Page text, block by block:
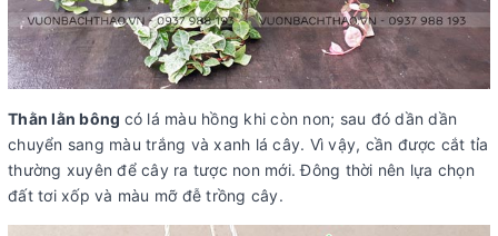
Thằn lằn bông có lá màu hồng khi còn non; sau đó dần dần
chuyển sang màu trắng và xanh lá cây. Vì vậy, cần được cắt tỉa
thường xuyên để cây ra tược non mới. Đông thời nên lựa chọn
đất tơi xốp và màu mỡ đễ trồng cây.